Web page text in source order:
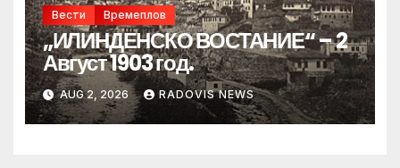
Вести Времеплов
„ИЛИНДЕНСКО ВОСТАНИЕ“ – 2
Август 1903 год.
AUG 2, 2026 RADOVIS NEWS